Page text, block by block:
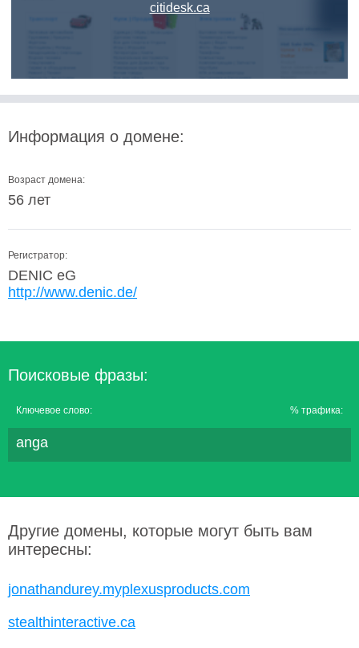
citidesk.ca
Информация о домене:
Возраст домена:
56 лет
Регистратор:
DENIC eG
http://www.denic.de/
Поисковые фразы:
Ключевое слово: % трафика:
anga
Другие домены, которые могут быть вам
интересны:
jonathandurey.myplexusproducts.com
stealthinteractive.ca